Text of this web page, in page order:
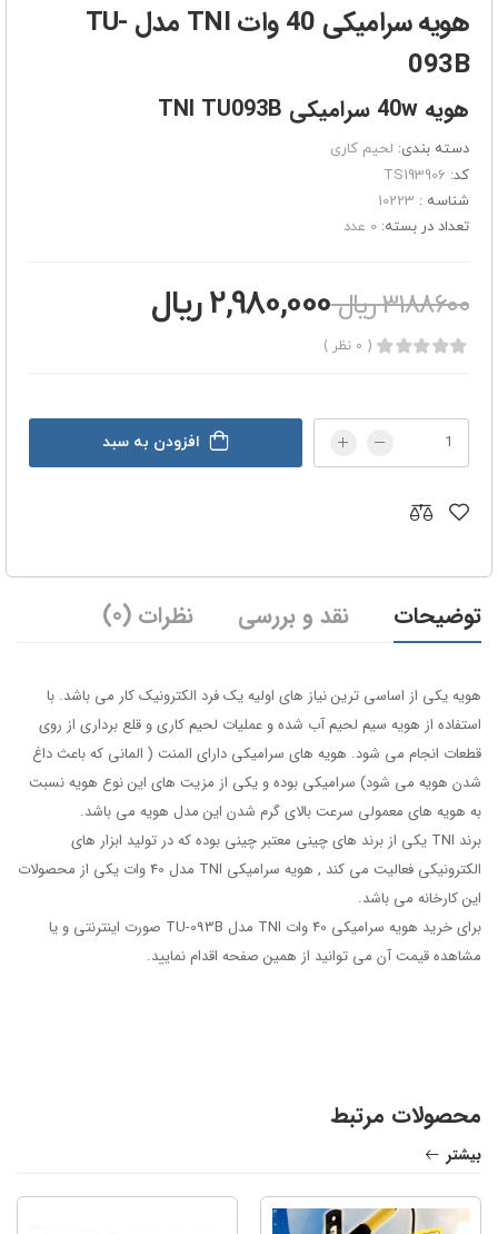
هویه سرامیکی 40 وات TNI مدل TU-
093B
هویه 40w سرامیکی TNI TU093B
دسته بندی: لحیم کاری
کد: TS193906
شناسه : 10223
تعداد در بسته: 0 عدد
3188600 ریال 2,980,000 ریال
( 0 نظر )
افزودن به سبد
توضیحات نقد و بررسی نظرات (0)
هویه یکی از اساسی ترین نیاز های اولیه یک فرد الکترونیک کار می باشد. با
استفاده از هویه سیم لحیم آب شده و عملیات لحیم کاری و قلع برداری از روی
قطعات انجام می شود. هویه های سرامیکی دارای المنت ( المانی که باعث داغ
شدن هویه می شود) سرامیکی بوده و یکی از مزیت های این نوع هویه نسبت
به هویه های معمولی سرعت بالای گرم شدن این مدل هویه می باشد.
برند TNI یکی از برند های چینی معتبر چینی بوده که در تولید ابزار های
الکترونیکی فعالیت می کند , هویه سرامیکی TNI مدل 40 وات یکی از محصولات
این کارخانه می باشد.
برای خرید هویه سرامیکی 40 وات TNI مدل TU-093B صورت اینترنتی و یا
مشاهده قیمت آن می توانید از همین صفحه اقدام نمایید.
محصولات مرتبط
بیشتر